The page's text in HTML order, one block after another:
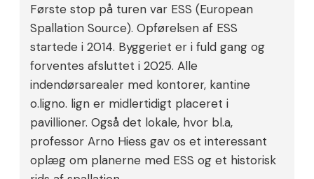
Første stop på turen var ESS (European
Spallation Source). Opførelsen af ESS
startede i 2014. Byggeriet er i fuld gang og
forventes afsluttet i 2025. Alle
indendørsarealer med kontorer, kantine
o.ligno. lign er midlertidigt placeret i
pavillioner. Også det lokale, hvor bl.a,
professor Arno Hiess gav os et interessant
oplæg om planerne med ESS og et historisk